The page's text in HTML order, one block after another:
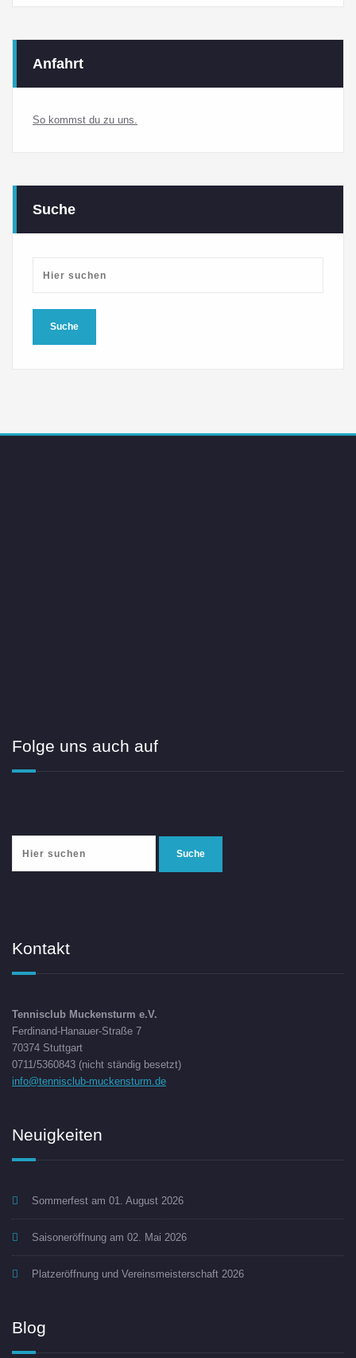
Anfahrt
So kommst du zu uns.
Suche
Folge uns auch auf
Kontakt
Tennisclub Muckensturm e.V.
Ferdinand-Hanauer-Straße 7
70374 Stuttgart
0711/5360843 (nicht ständig besetzt)
info@tennisclub-muckensturm.de
Neuigkeiten
Sommerfest am 01. August 2026
Saisoneröffnung am 02. Mai 2026
Platzeröffnung und Vereinsmeisterschaft 2026
Blog